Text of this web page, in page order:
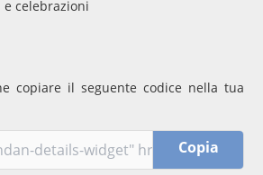
celebrazioni
copiare il seguente codice nella tua
Copia